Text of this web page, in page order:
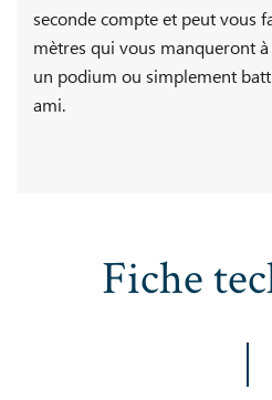
seconde compte et peut vous
mètres qui vous manqueront
un podium ou simplement
ami.
Fiche